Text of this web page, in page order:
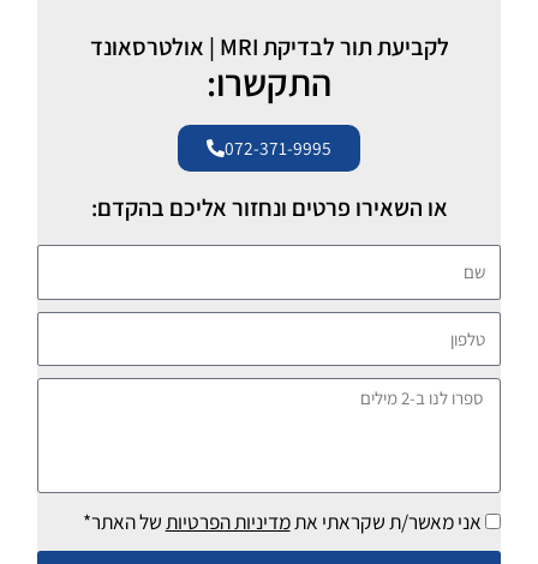
לקביעת תור לבדיקת MRI | אולטרסאונד
התקשרו:
072-371-9995
או השאירו פרטים ונחזור אליכם בהקדם:
טלפון
ספרו
מילים
אני מאשר/ת שקראתי אתמדיניות הפרטיותשל האתר*